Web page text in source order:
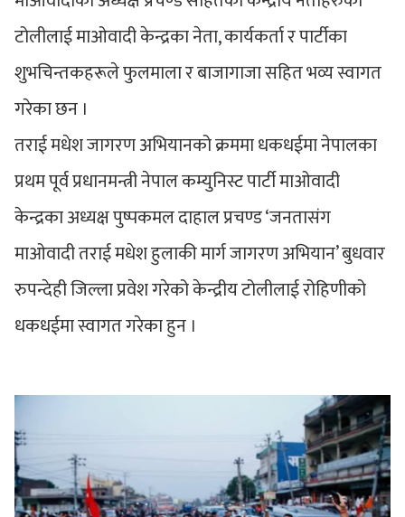
टोलीलाई माओवादी केन्द्रका नेता, कार्यकर्ता र पार्टीका
शुभचिन्तकहरूले फुलमाला र बाजागाजा सहित भव्य स्वागत
गरेका छन ।
तराई मधेश जागरण अभियानको क्रममा धकधईमा नेपालका
प्रथम पूर्व प्रधानमन्त्री नेपाल कम्युनिस्ट पार्टी माओवादी
केन्द्रका अध्यक्ष पुष्पकमल दाहाल प्रचण्ड ‘जनतासंग
माओवादी तराई मधेश हुलाकी मार्ग जागरण अभियान’ बुधवार
रुपन्देही जिल्ला प्रवेश गरेको केन्द्रीय टोलीलाई रोहिणीको
धकधईमा स्वागत गरेका हुन ।